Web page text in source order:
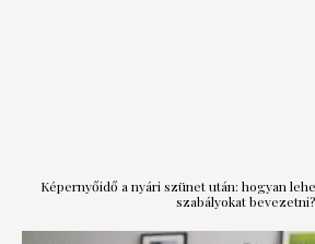
Képernyőidő a nyári szünet után: hogyan
szabályokat bevezetni?